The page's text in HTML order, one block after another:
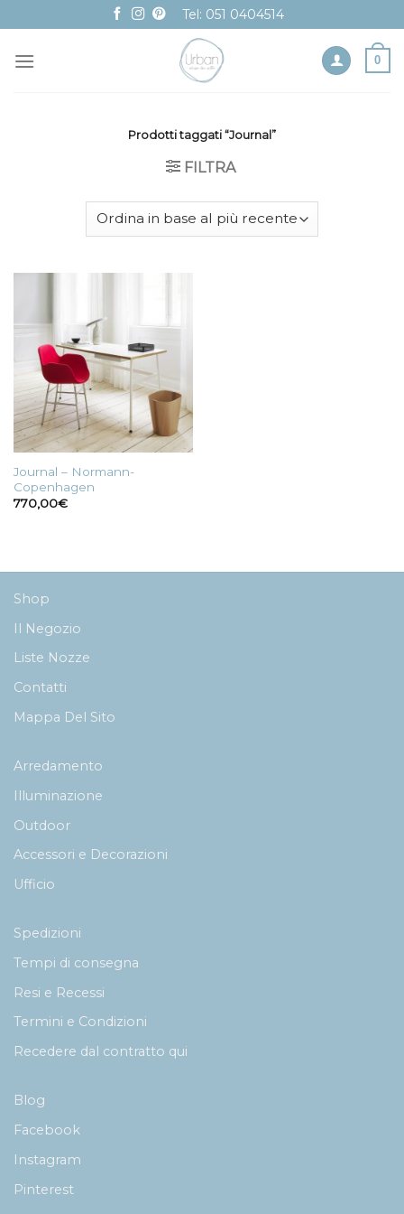
to
content
Tel: 051 0404514
0
Prodotti taggati “Journal”
FILTRA
Journal – Normann-
Copenhagen
770,00€
Shop
Il Negozio
Liste Nozze
Contatti
Mappa Del Sito
Arredamento
Illuminazione
Outdoor
Accessori e Decorazioni
Ufficio
Spedizioni
Tempi di consegna
Resi e Recessi
Termini e Condizioni
Recedere dal contratto qui
Blog
Facebook
Instagram
Pinterest